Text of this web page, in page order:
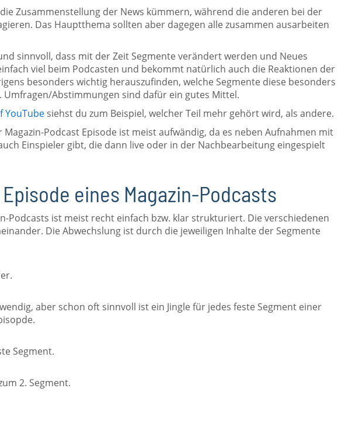
Zusammenstellung der News kümmern, während die anderen bei der
Das Hauptthema sollten aber dagegen alle zusammen ausarbeiten
sinnvoll, dass mit der Zeit Segmente verändert werden und Neues
viel beim Podcasten und bekommt natürlich auch die Reaktionen der
besonders wichtig herauszufinden, welche Segmente diese besonders
Umfragen/Abstimmungen sind dafür ein gutes Mittel.
YouTube siehst du zum Beispiel, welcher Teil mehr gehört wird, als andere.
Podcast Episode ist meist aufwändig, da es neben Aufnahmen mit
Einspieler gibt, die dann live oder in der Nachbearbeitung eingespielt
eines Magazin-Podcasts
Podcasts ist meist recht einfach bzw. klar strukturiert. Die verschiedenen
Die Abwechslung ist durch die jeweiligen Inhalte der Segmente
aber schon oft sinnvoll ist ein Jingle für jedes feste Segment einer
Segment.
2. Segment.